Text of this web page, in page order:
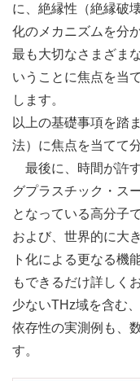
に、絶縁性（絶縁破
化のメカニズムを分
最も大切なさまざま
いうことに焦点を当
します。
以上の基礎事項を踏
法）に焦点を当てて
最後に、時間が許
グプラスチック・ス
となっている高分子
および、世界的に大
ト化による更なる機
もできるだけ詳しく
少ないTHz域を含む
依存性の実測例も、
す。